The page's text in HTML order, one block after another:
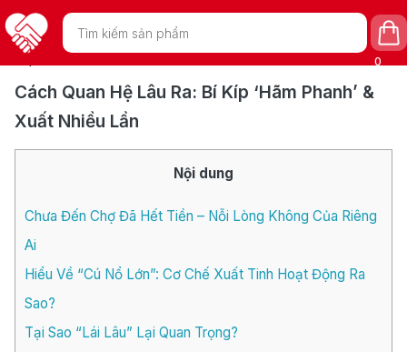
Tìm
kiếm
sản
phẩm
0
Trang chủ /Chia sẻ - Tư vấn
Cách Quan Hệ Lâu Ra: Bí
Kíp ‘Hãm Phanh’ & Xuất Nhiều Lần
Cách Quan Hệ Lâu Ra: Bí Kíp ‘Hãm Phanh’ &
Xuất Nhiều Lần
Nội dung
Chưa Đến Chợ Đã Hết Tiền – Nỗi Lòng Không Của Riêng
Ai
Hiểu Về “Cú Nổ Lớn”: Cơ Chế Xuất Tinh Hoạt Động Ra
Sao?
Tại Sao “Lái Lâu” Lại Quan Trọng?